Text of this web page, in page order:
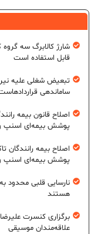
شارژ کالابرگ سه
قابل استفاده است
تبعیض شغلی علیه
ساماندهی
اصلاح قانون بیمه
پوشش بیمه‌ای اسنپ
اصلاح بیمه
پوشش بیمه‌ای اسنپ و
نارسایی قلبی محدود
هستند
برگزاری کنسرت علیرضا
علاقه‌مندان موسیقی